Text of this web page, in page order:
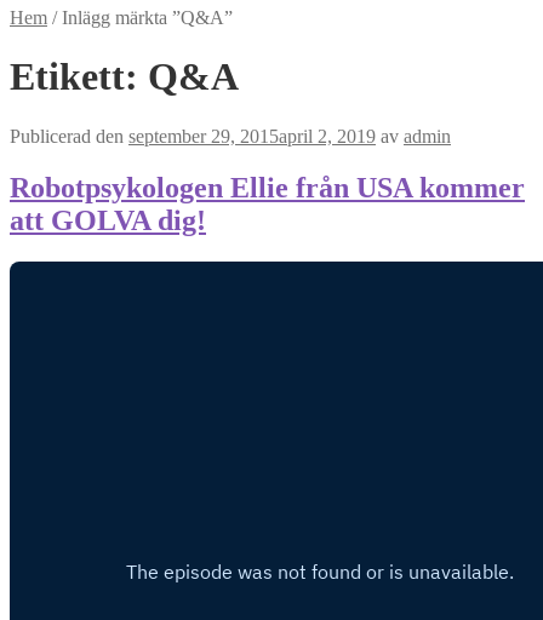
Hem /Inlägg märkta ”Q&A”
Etikett: Q&A
Publicerad den september 29, 2015april 2, 2019 av admin
Robotpsykologen Ellie från USA kommer
att GOLVA dig!